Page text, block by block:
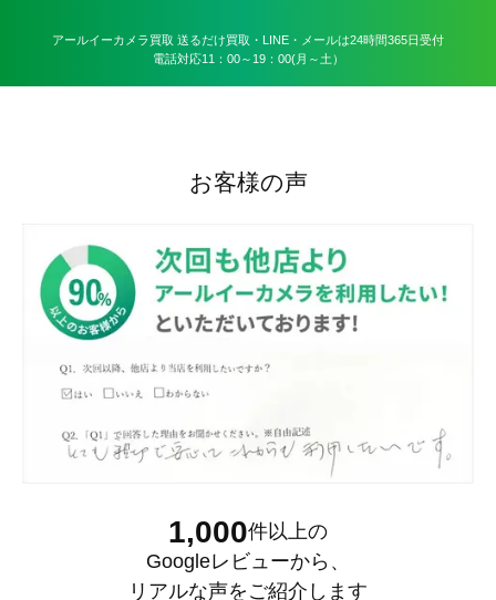
アールイーカメラ買取 送るだけ買取・LINE・メールは24時間365日受付
電話対応11：00～19：00(月～土）
お客様の声
1,000件以上の
Googleレビューから、
リアルな声をご紹介します